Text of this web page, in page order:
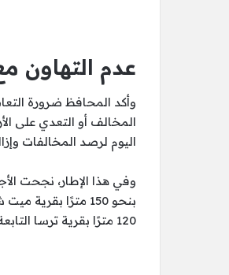
عدم التهاون
وأكد المحافظ ضرورة
المخالف أو التعدي على
اليوم لرصد المخالفات
وفي هذا الإطار، نجحت
بنحو 150 مترًا
120 مترًا بقرية ترسا التابعة للوحدة المحلية بمنيل شيحة.